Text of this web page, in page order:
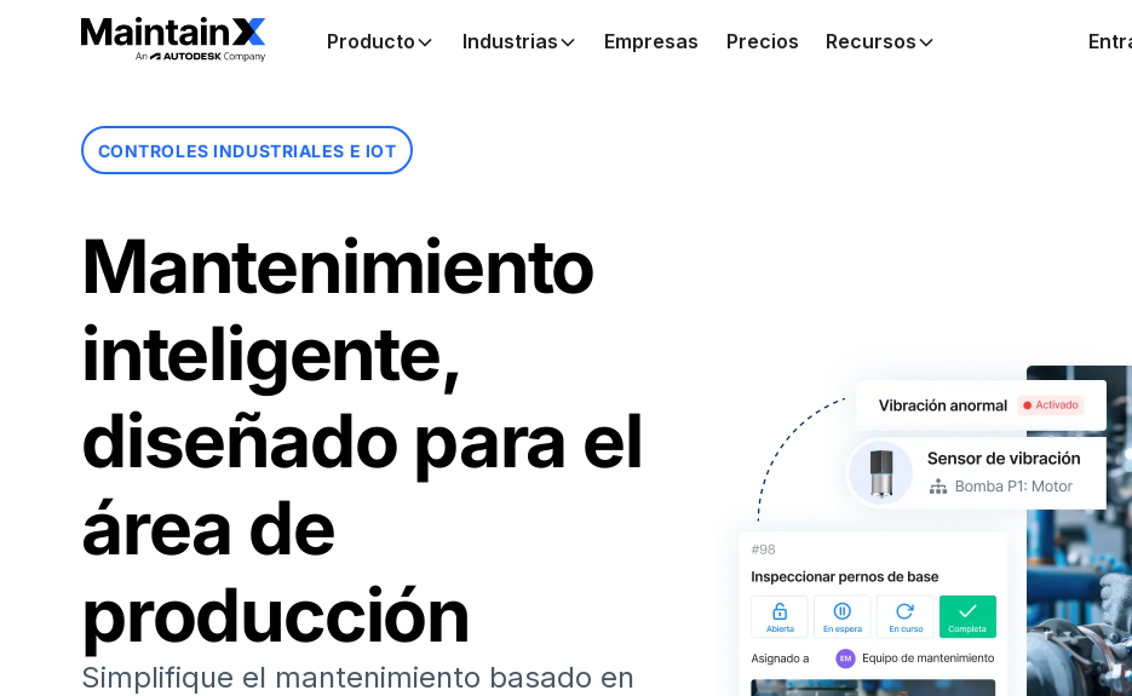
Producto Industrias Empresas Precios Recursos
CONTROLES INDUSTRIALES E IOT
Mantenimiento
inteligente,
diseñado para el
área de
producción
Simplifique el mantenimiento basado en